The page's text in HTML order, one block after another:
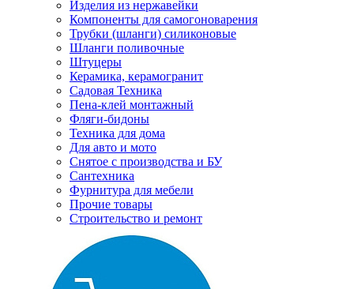
Изделия из нержавейки
Компоненты для самогоноварения
Трубки (шланги) силиконовые
Шланги поливочные
Штуцеры
Керамика, керамогранит
Садовая Техника
Пена-клей монтажный
Фляги-бидоны
Техника для дома
Для авто и мото
Снятое с производства и БУ
Сантехника
Фурнитура для мебели
Прочие товары
Строительство и ремонт